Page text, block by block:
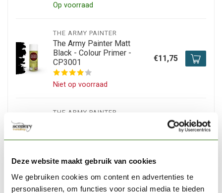
Deze website maakt gebruik van cookies
We gebruiken cookies om content en advertenties te
personaliseren, om functies voor social media te bieden
Op voorraad
THE ARMY PAINTER
The Army Painter Matt
Black - Colour Primer -
CP3001
Niet op voorraad
€11,75
THE ARMY PAINTER
CP3002
Op voorraad
€11,69